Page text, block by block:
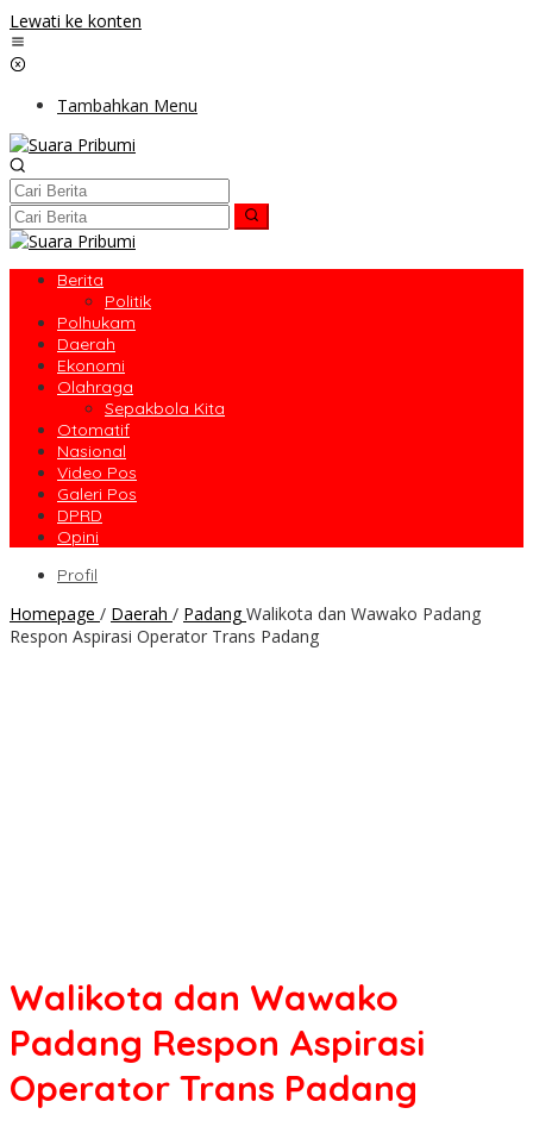
Lewati ke konten
Tambahkan Menu
Berita
Politik
Polhukam
Daerah
Ekonomi
Olahraga
Sepakbola Kita
Otomatif
Nasional
Video Pos
Galeri Pos
DPRD
Opini
Profil
Homepage / Daerah / Padang Walikota dan Wawako Padang
Respon Aspirasi Operator Trans Padang
Walikota dan Wawako
Padang Respon Aspirasi
Operator Trans Padang